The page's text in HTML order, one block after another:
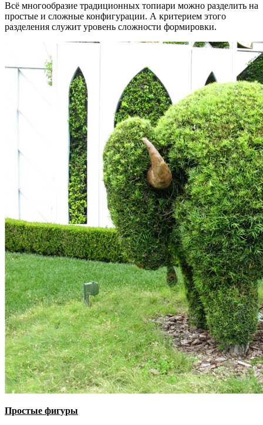
Всё многообразие традиционных топиари можно разделить на
простые и сложные конфигурации. А критерием этого
разделения служит уровень сложности формировки.
Простые фигуры